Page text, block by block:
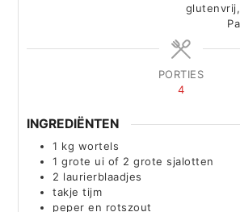
PORTIES
4
INGREDIËNTEN
1 kg wortels
1 grote ui of 2 grote sjalotten
2 laurierblaadjes
takje tijm
peper en rotszout